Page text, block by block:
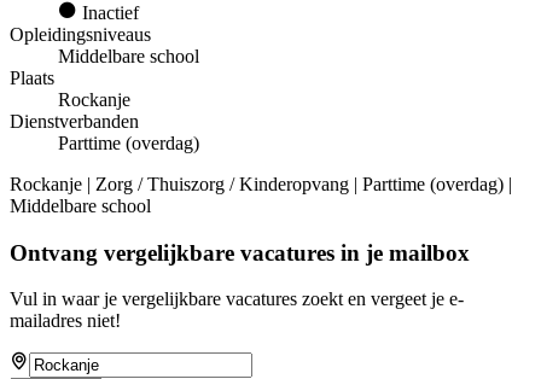
Inactief
Opleidingsniveaus
Middelbare school
Plaats
Rockanje
Dienstverbanden
Parttime (overdag)
Rockanje | Zorg / Thuiszorg / Kinderopvang | Parttime (overdag) |
Middelbare school
Ontvang vergelijkbare vacatures in je mailbox
Vul in waar je vergelijkbare vacatures zoekt en vergeet je e-
mailadres niet!